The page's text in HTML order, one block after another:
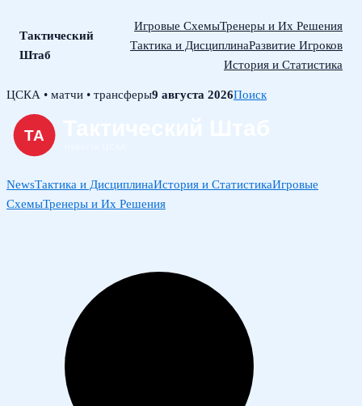
Тактический
Штаб
Игровые СхемыТренеры и Их Решения
Тактика и ДисциплинаРазвитие Игроков
История и Статистика
Skip
content
ЦСКА • матчи • трансферы9 августа 2026Поиск
NewsТактика и ДисциплинаИстория и СтатистикаИгровые
СхемыТренеры и Их Решения